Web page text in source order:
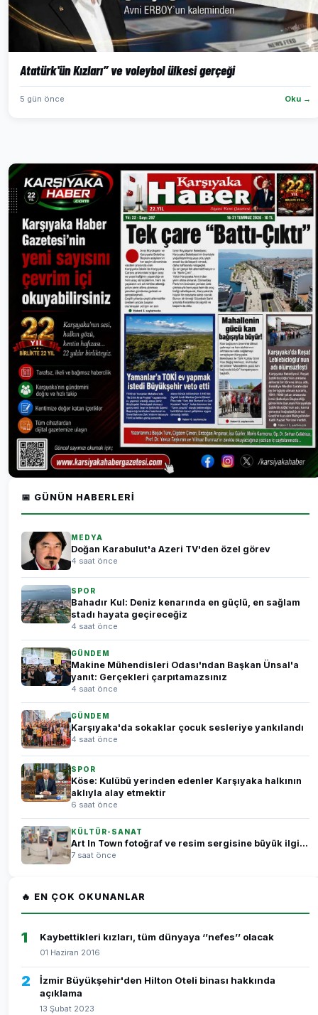
Atatürk'ün Kızları” ve voleybol ülkesi gerçeği
5 gün önce Oku →
📅 GÜNÜN HABERLERI
MEDYA
Doğan Karabulut'a Azeri TV'den özel görev
4 saat önce
SPOR
Bahadır Kul: Deniz kenarında en güçlü, en sağlam
stadı hayata geçireceğiz
4 saat önce
GÜNDEM
Makine Mühendisleri Odası'ndan Başkan Ünsal'a
yanıt: Gerçekleri çarpıtamazsınız
4 saat önce
GÜNDEM
Karşıyaka'da sokaklar çocuk sesleriye yankılandı
4 saat önce
SPOR
Köse: Kulübü yerinden edenler Karşıyaka halkının
aklıyla alay etmektir
6 saat önce
KÜLTÜR-SANAT
Art In Town fotoğraf ve resim sergisine büyük ilgi...
7 saat önce
🔥 EN ÇOK OKUNANLAR
1 Kaybettikleri kızları, tüm dünyaya ‘’nefes’’ olacak
01 Haziran 2016
2
İzmir Büyükşehir'den Hilton Oteli binası hakkında
açıklama
13 Şubat 2023